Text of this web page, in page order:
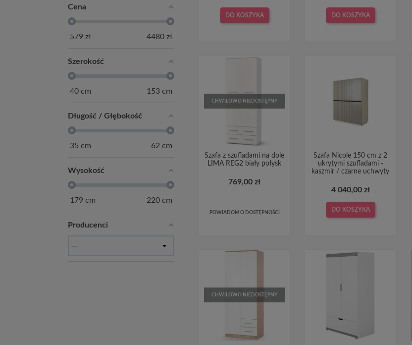
Cena
579 zł 4480 zł
Szerokość
40 cm 153 cm
Długość / Głębokość
35 cm 62 cm
Wysokość
179 cm 220 cm
Producenci
DO KOSZYKA DO KOSZYKA
CHWILOWO NIEDOSTĘPNY
Szafa z szufladami na dole
LIMA REG2 biały połysk
769,00 zł
POWIADOM O DOSTĘPNOŚCI
Szafa Nicole 150 cm z 2
ukrytymi szufladami -
kaszmir / czarne uchwyty
4 040,00 zł
DO KOSZYKA
CHWILOWO NIEDOSTĘPNY